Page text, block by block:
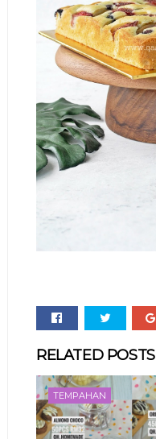
RELATED POSTS
TEMPAHAN